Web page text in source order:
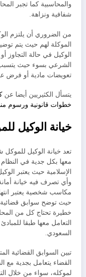
والمحاسبية كما تجبر
شفافية ونزاهة.
من الضروري أن يلتزم
الموكلة لهم حيث يتم
الوكيل في حالة التجاوز
الشرعي بسوء حيث يتسبب
تعويضات مادية أو فرض
يتسأل الكثيريين أيضا عن
خطوات قانونية ورسوم
خيانة الوكيل
تعد خيانة الوكيل للموكل
معها بكل جدية في
الإسلامية حيث يعتبر
وأي تصرف فيه خيانة
مكاسب شخصية يعتبر
حيث توضح سوابق قضائية
خطيرة تحتاج كل من
التعامل معها طبقا
السعودي.
تبين السوابق القضائية
القضاء يتعامل بجدية مع
لموكله، سواء من خلال